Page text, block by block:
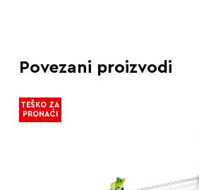
Povezani proizvodi
TEŠKO ZA
PRONAĆI